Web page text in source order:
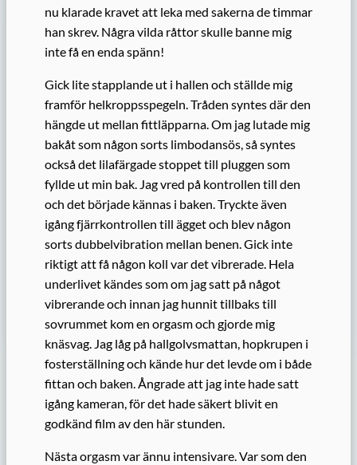
nu klarade kravet att leka med sakerna de timmar
han skrev. Några vilda råttor skulle banne mig
inte få en enda spänn!
Gick lite stapplande ut i hallen och ställde mig
framför helkroppsspegeln. Tråden syntes där den
hängde ut mellan fittläpparna. Om jag lutade mig
bakåt som någon sorts limbodansös, så syntes
också det lilafärgade stoppet till pluggen som
fyllde ut min bak. Jag vred på kontrollen till den
och det började kännas i baken. Tryckte även
igång fjärrkontrollen till ägget och blev någon
sorts dubbelvibration mellan benen. Gick inte
riktigt att få någon koll var det vibrerade. Hela
underlivet kändes som om jag satt på något
vibrerande och innan jag hunnit tillbaks till
sovrummet kom en orgasm och gjorde mig
knäsvag. Jag låg på hallgolvsmattan, hopkrupen i
fosterställning och kände hur det levde om i både
fittan och baken. Ångrade att jag inte hade satt
igång kameran, för det hade säkert blivit en
godkänd film av den här stunden.
Nästa orgasm var ännu intensivare. Var som den